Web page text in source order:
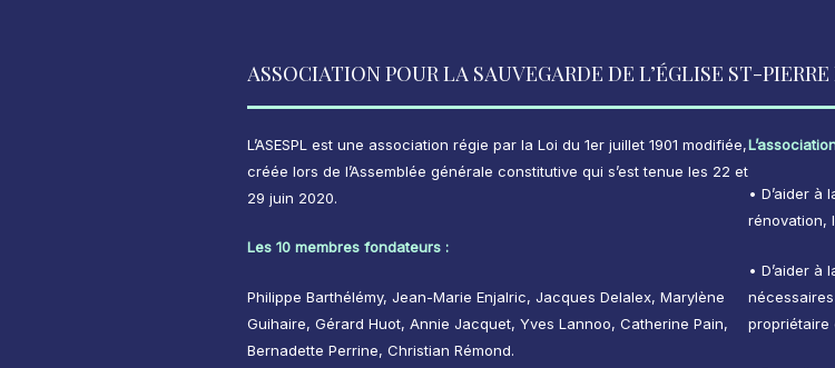
ASSOCIATION POUR LA SAUVEGARDE DE L’ÉGLISE ST-
L’ASESPL est une association régie par la Loi du 1er juillet 1901 modifiée,
créée lors de l’Assemblée générale constitutive qui s’est tenue les 22 et
29 juin 2020.
Les 10 membres fondateurs :
Philippe Barthélémy, Jean-Marie Enjalric, Jacques Delalex, Marylène
Guihaire, Gérard Huot, Annie Jacquet, Yves Lannoo, Catherine Pain,
Bernadette Perrine, Christian Rémond.
• D’aider à
rénovation,
• D’aider à
propriétaire